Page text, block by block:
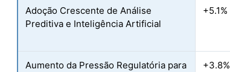
Adoção Crescente de Análise
Preditiva e Inteligência Artificial
+5.1%
Aumento da Pressão Regulatória para
+3.8%